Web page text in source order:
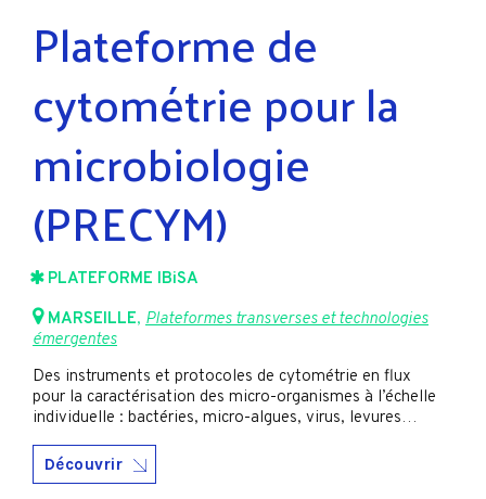
Plateforme de
cytométrie pour la
microbiologie
(PRECYM)
PLATEFORME IBiSA
MARSEILLE, Plateformes transverses et technologies
émergentes
Des instruments et protocoles de cytométrie en flux
pour la caractérisation des micro-organismes à l’échelle
individuelle : bactéries, micro-algues, virus, levures…
Découvrir